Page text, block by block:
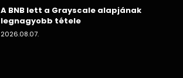
A BNB lett a Grayscale alapjának
legnagyobb tétele
2026.08.07.